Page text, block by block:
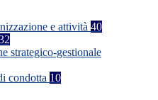
e attività 40
strategico-gestionale
condotta 10